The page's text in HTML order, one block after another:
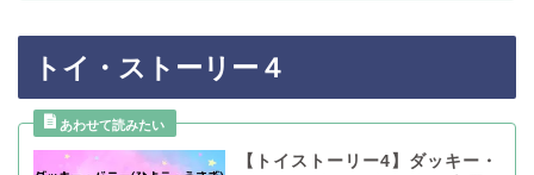
トイ・ストーリー４
【トイストーリー4】ダッキー・